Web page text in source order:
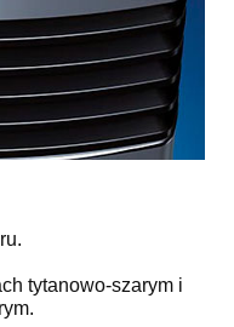
tytanowo-szarym i